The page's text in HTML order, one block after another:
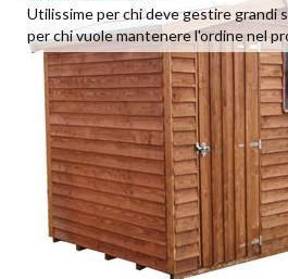
Utilissime per chi deve gestire grandi
per chi vuole mantenere l'ordine nel